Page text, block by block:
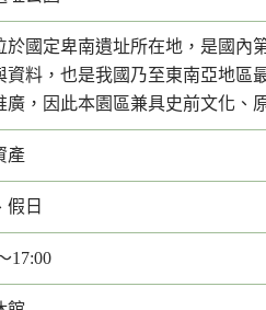
於國定卑南遺址所在地，是國內
資料，也是我國乃至東南亞地區
廣，因此本園區兼具史前文化、
產
假日
17:00